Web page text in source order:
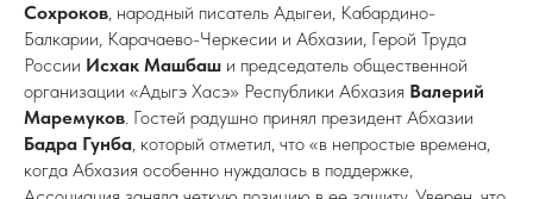
Сохроков, народный писатель Адыгеи, Кабардино-
Балкарии, Карачаево-Черкесии и Абхазии, Герой Труда
России Исхак Машбаш и председатель общественной
организации «Адыгэ Хасэ» Республики Абхазия Валерий
Маремуков. Гостей радушно принял президент Абхазии
Бадра Гунба, который отметил, что «в непростые времена,
когда Абхазия особенно нуждалась в поддержке,